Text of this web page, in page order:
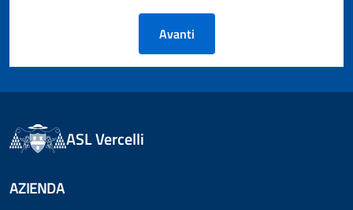
Avanti
ASL Vercelli
AZIENDA